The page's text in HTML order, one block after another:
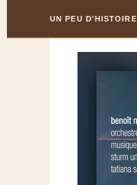
Content
la
UN PEU D'HISTOIRE